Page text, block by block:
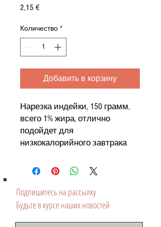
2,15 €Цена
Количество *
Добавить в корзину
Нарезка индейки, 150 грамм,
всего 1% жира, отлично
подойдет для
низкокалорийного завтрака
Подпишитесь на рассылку
Будьте в курсе наших новостей